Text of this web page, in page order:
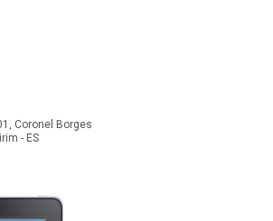
Coronel Borges
- ES